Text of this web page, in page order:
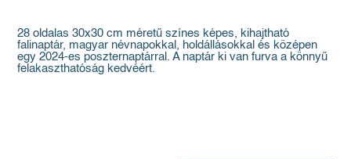
28 oldalas 30x30 cm méretű színes képes, kihajtható
falinaptár, magyar névnapokkal, holdállásokkal és középen
egy 2024-es poszternaptárral. A naptár ki van furva a könnyű
felakaszthatóság kedvéért.